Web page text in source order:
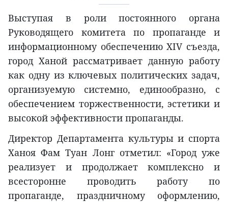
Выступая в роли постоянного органа
Руководящего комитета по пропаганде и
информационному обеспечению XIV съезда,
город Ханой рассматривает данную работу
как одну из ключевых политических задач,
организуемую системно, единообразно, с
обеспечением торжественности, эстетики и
высокой эффективности пропаганды.
Директор Департамента культуры и спорта
Ханоя Фам Туан Лонг отметил: «Город уже
реализует и продолжает комплексно и
всесторонне проводить работу по
пропаганде, праздничному оформлению,